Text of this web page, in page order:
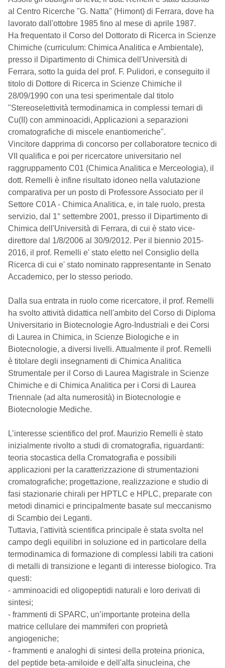
al Centro Ricerche "G. Natta" (Himont) di Ferrara, dove ha
lavorato dall'ottobre 1985 fino al mese di aprile 1987.
Ha frequentato il Corso del Dottorato di Ricerca in Scienze
Chimiche (curriculum: Chimica Analitica e Ambientale),
presso il Dipartimento di Chimica dell'Università di
Ferrara, sotto la guida del prof. F. Pulidori, e conseguito il
titolo di Dottore di Ricerca in Scienze Chimiche il
28/09/1990 con una tesi sperimentale dal titolo
"Stereoselettività termodinamica in complessi ternari di
Cu(II) con amminoacidi, Applicazioni a separazioni
cromatografiche di miscele enantiomeriche".
Vincitore dapprima di concorso per collaboratore tecnico di
VII qualifica e poi per ricercatore universitario nel
raggruppamento C01 (Chimica Analitica e Merceologia), il
dott. Remelli è infine risultato idoneo nella valutazione
comparativa per un posto di Professore Associato per il
Settore C01A - Chimica Analitica, e, in tale ruolo, presta
servizio, dal 1° settembre 2001, presso il Dipartimento di
Chimica dell'Università di Ferrara, di cui è stato vice-
direttore dal 1/8/2006 al 30/9/2012. Per il biennio 2015-
2016, il prof. Remelli e' stato eletto nel Consiglio della
Ricerca di cui e' stato nominato rappresentante in Senato
Accademico, per lo stesso periodo.
Dalla sua entrata in ruolo come ricercatore, il prof. Remelli
ha svolto attività didattica nell'ambito del Corso di Diploma
Universitario in Biotecnologie Agro-Industriali e dei Corsi
di Laurea in Chimica, in Scienze Biologiche e in
Biotecnologie, a diversi livelli. Attualmente il prof. Remelli
è titolare degli insegnamenti di Chimica Analitica
Strumentale per il Corso di Laurea Magistrale in Scienze
Chimiche e di Chimica Analitica per i Corsi di Laurea
Triennale (ad alta numerosità) in Biotecnologie e
Biotecnologie Mediche.
L’interesse scientifico del prof. Maurizio Remelli è stato
inizialmente rivolto a studi di cromatografia, riguardanti:
teoria stocastica della Cromatografia e possibili
applicazioni per la caratterizzazione di strumentazioni
cromatografiche; progettazione, realizzazione e studio di
fasi stazionarie chirali per HPTLC e HPLC, preparate con
metodi dinamici e principalmente basate sul meccanismo
di Scambio dei Leganti.
Tuttavia, l'attività scientifica principale è stata svolta nel
campo degli equilibri in soluzione ed in particolare della
termodinamica di formazione di complessi labili tra cationi
di metalli di transizione e leganti di interesse biologico. Tra
questi:
- amminoacidi ed oligopeptidi naturali e loro derivati di
sintesi;
- frammenti di SPARC, un’importante proteina della
matrice cellulare dei mammiferi con proprietà
angiogeniche;
- frammenti e analoghi di sintesi della proteina prionica,
del peptide beta-amiloide e dell'alfa sinucleina, che